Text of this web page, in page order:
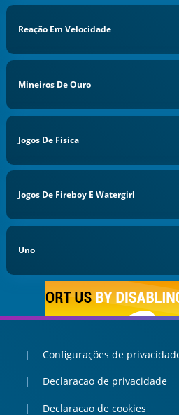
Reação Em Velocidade
Mineiros De Ouro
Jogos De Física
Jogos De Fireboy E Watergirl
Uno
Configurações de
Declaracao de privacidade
Declaracao de cookies